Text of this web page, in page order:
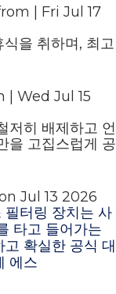
Fri Jul 17
을 취하며, 최고
Wed Jul 15
저히 배제하고 언
을 고집스럽게 공
Jul 13 2026
필터링 장치는 사
타고 들어가는
확실한 공식 대
에스